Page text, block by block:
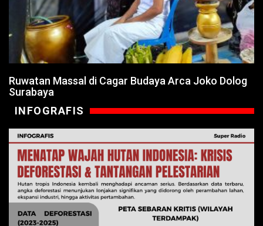
Ruwatan Massal di Cagar Budaya Arca Joko Dolog
Surabaya
INFOGRAFIS